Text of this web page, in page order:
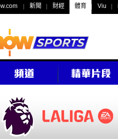
新聞 財經 體育 Viu